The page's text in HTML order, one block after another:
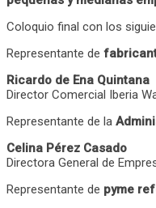
Coloquio final con los
Representante de
Ricardo de Ena Quintana
Director Comercial Iberia
Representante de la
Celina Pérez Casado
Directora General de
Representante de pyme